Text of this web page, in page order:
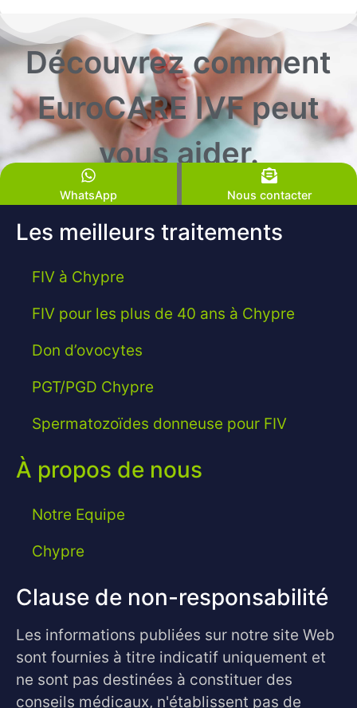
Découvrez comment
EuroCARE IVF peut
vous aider.
WhatsApp Nous contacter
Les meilleurs traitements
FIV à Chypre
FIV pour les plus de 40 ans à Chypre
Don d’ovocytes
PGT/PGD Chypre
Spermatozoïdes donneuse pour FIV
À propos de nous
Notre Equipe
Chypre
Clause de non-responsabilité
Les informations publiées sur notre site Web
sont fournies à titre indicatif uniquement et
ne sont pas destinées à constituer des
conseils médicaux, n'établissent pas de